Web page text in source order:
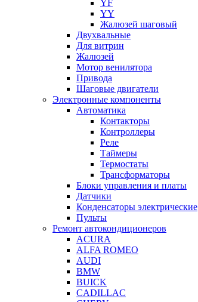
YF
YY
Жалюзей шаговый
Двухвальные
Для витрин
Жалюзей
Мотор венилятора
Привода
Шаговые двигатели
Электронные компоненты
Автоматика
Контакторы
Контроллеры
Реле
Таймеры
Термостаты
Трансформаторы
Блоки управления и платы
Датчики
Конденсаторы электрические
Пульты
Ремонт автокондиционеров
ACURA
ALFA ROMEO
AUDI
BMW
BUICK
CADILLAC